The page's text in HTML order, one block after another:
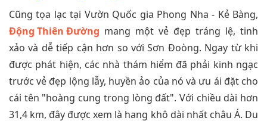
Cũng tọa lạc tại Vườn Quốc gia Phong Nha - Kẻ Bàng,
Động Thiên Đường mang một vẻ đẹp tráng lệ, tinh
xảo và dễ tiếp cận hơn so với Sơn Đoòng. Ngay từ khi
được phát hiện, các nhà thám hiểm đã phải kinh ngạc
trước vẻ đẹp lộng lẫy, huyền ảo của nó và ưu ái đặt cho
cái tên "hoàng cung trong lòng đất". Với chiều dài hơn
31,4 km, đây được xem là hang khô dài nhất châu Á. Du